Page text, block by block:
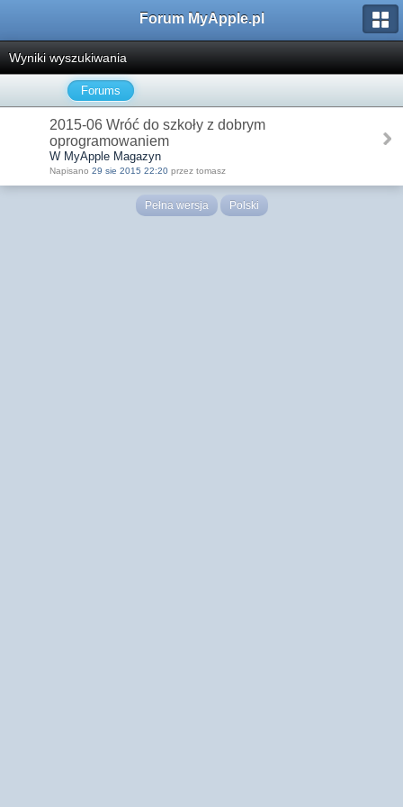
Forum MyApple.pl
Wyniki wyszukiwania
Forums
2015-06 Wróć do szkoły z dobrym
oprogramowaniem
W MyApple Magazyn
Napisano 29 sie 2015 22:20 przez tomasz
Pełna wersja Polski